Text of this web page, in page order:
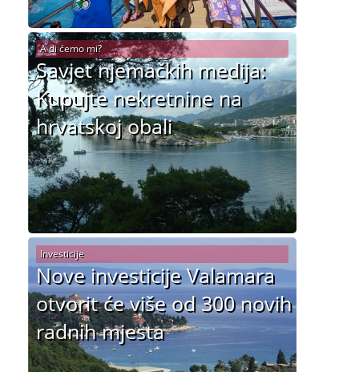
Savjet njemačkih medija:
Kupujte nekretnine na
hrvatskoj obali
A di ćemo mi?
Nove investicije Valamara
otvorit će više od 300 novih
radnih mjesta
Investicije